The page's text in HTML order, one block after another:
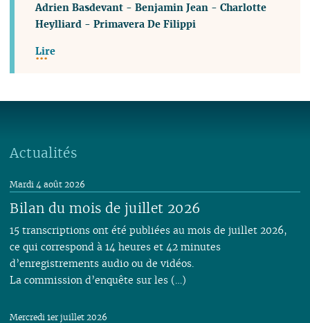
Adrien Basdevant -Benjamin Jean -Charlotte
Heylliard -Primavera De Filippi
Lire
Actualités
Bilan du mois de juillet 2026
Mardi 4 août 2026
15 transcriptions ont été publiées au mois de juillet 2026,
ce qui correspond à 14 heures et 42 minutes
d’enregistrements audio ou de vidéos.
La commission d’enquête sur les (…)
Mercredi 1er juillet 2026